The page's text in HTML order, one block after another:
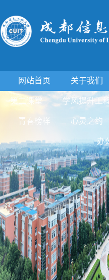
网站首页 关于我们
第二课堂 学风提升工
青春榜样 心灵之约
办